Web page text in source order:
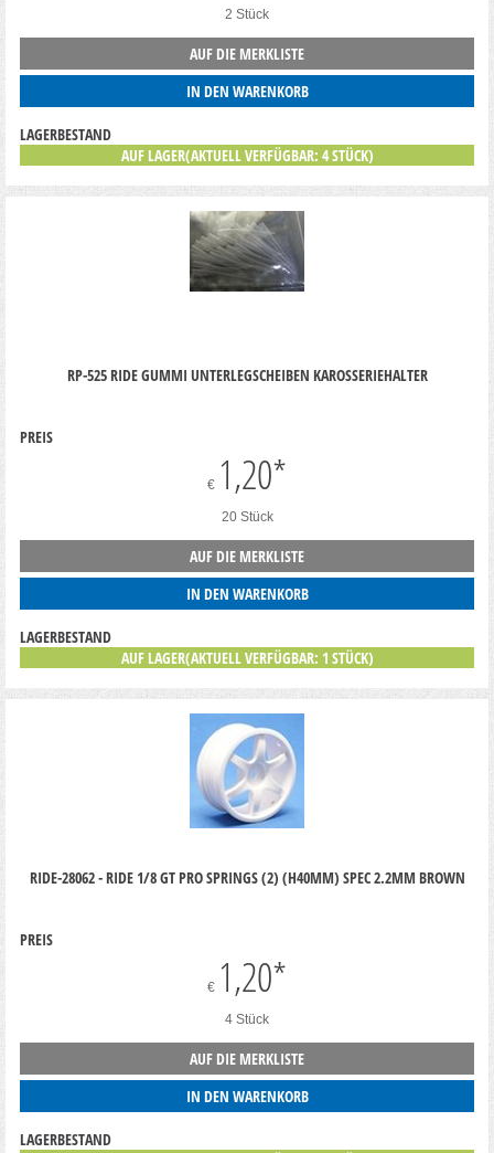
2 Stück
AUF DIE MERKLISTE
IN DEN WARENKORB
LAGERBESTAND
AUF LAGER(AKTUELL VERFÜGBAR: 4 STÜCK)
RP-525 RIDE GUMMI UNTERLEGSCHEIBEN KAROSSERIEHALTER
PREIS
€ 1,20*
20 Stück
AUF DIE MERKLISTE
IN DEN WARENKORB
LAGERBESTAND
AUF LAGER(AKTUELL VERFÜGBAR: 1 STÜCK)
RIDE-28062 - RIDE 1/8 GT PRO SPRINGS (2) (H40MM) SPEC 2.2MM BROWN
PREIS
€ 1,20*
4 Stück
AUF DIE MERKLISTE
IN DEN WARENKORB
LAGERBESTAND